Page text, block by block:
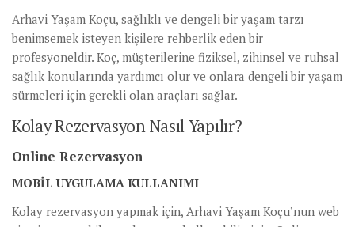
Arhavi Yaşam Koçu, sağlıklı ve dengeli bir yaşam tarzı
benimsemek isteyen kişilere rehberlik eden bir
profesyoneldir. Koç, müşterilerine fiziksel, zihinsel ve ruhsal
sağlık konularında yardımcı olur ve onlara dengeli bir yaşam
sürmeleri için gerekli olan araçları sağlar.
Kolay Rezervasyon Nasıl Yapılır?
Online Rezervasyon
MOBIL UYGULAMA KULLANIMI
Kolay rezervasyon yapmak için, Arhavi Yaşam Koçu’nun web